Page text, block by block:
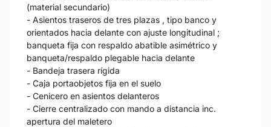
(material secundario)
- Asientos traseros de tres plazas , tipo banco y
orientados hacia delante con ajuste longitudinal ;
banqueta fija con respaldo abatible asimétrico y
banqueta/respaldo plegable hacia delante
- Bandeja trasera rígida
- Caja portaobjetos fija en el suelo
- Cenicero en asientos delanteros
- Cierre centralizado con mando a distancia inc.
apertura del maletero